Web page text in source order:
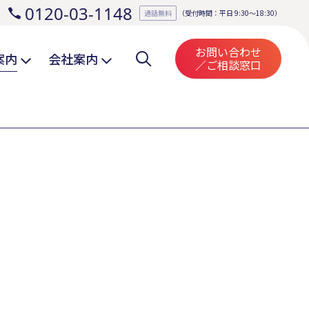
0120-03-1148 通話無料 （受付時間：平日 9:30～18:30）
内 会社案内 お問い合わせ
／ご相談窓口